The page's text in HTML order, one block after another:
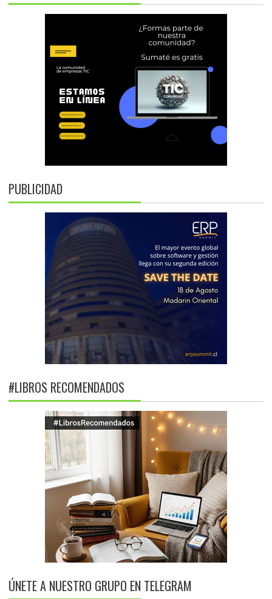
PUBLICIDAD
#LIBROS RECOMENDADOS
ÚNETE A NUESTRO GRUPO EN TELEGRAM